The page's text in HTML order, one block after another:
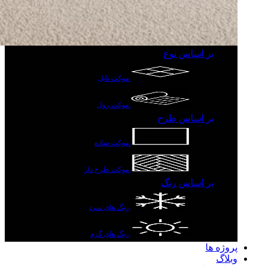
بر اساس نوع
موکت تایل
موکت رول
بر اساس طرح
موکت ساده
موکت طرح دار
بر اساس رنگ
رنگ های سرد
رنگ های گرم
پروژه ها
وبلاگ